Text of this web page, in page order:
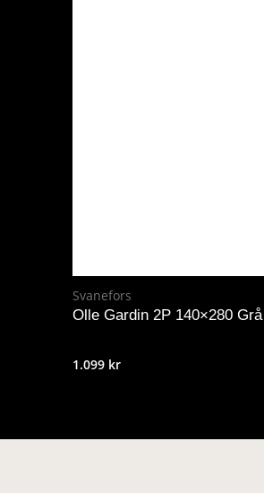
Svanefors
Olle Gardin 2P 140×280 Grå
1.099 kr